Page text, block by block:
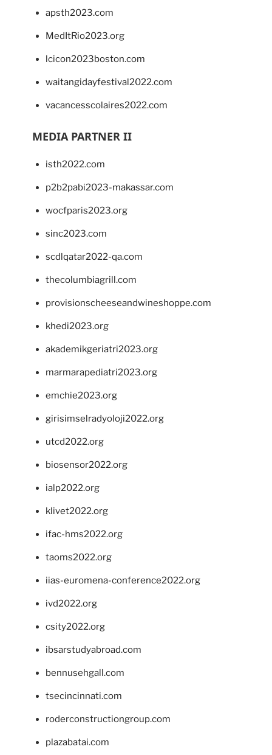
apsth2023.com
MedItRio2023.org
lcicon2023boston.com
waitangidayfestival2022.com
vacancesscolaires2022.com
MEDIA PARTNER II
isth2022.com
p2b2pabi2023-makassar.com
wocfparis2023.org
sinc2023.com
scdlqatar2022-qa.com
thecolumbiagrill.com
provisionscheeseandwineshoppe.com
khedi2023.org
akademikgeriatri2023.org
marmarapediatri2023.org
emchie2023.org
girisimselradyoloji2022.org
utcd2022.org
biosensor2022.org
ialp2022.org
klivet2022.org
ifac-hms2022.org
taoms2022.org
iias-euromena-conference2022.org
ivd2022.org
csity2022.org
ibsarstudyabroad.com
bennusehgall.com
tsecincinnati.com
roderconstructiongroup.com
plazabatai.com